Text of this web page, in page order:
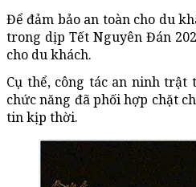
Để đảm bảo an toàn cho du
trong dịp Tết Nguyên Đán
cho du khách.
Cụ thể, công tác an ninh
chức năng đã phối hợp chặt
tin kịp thời.